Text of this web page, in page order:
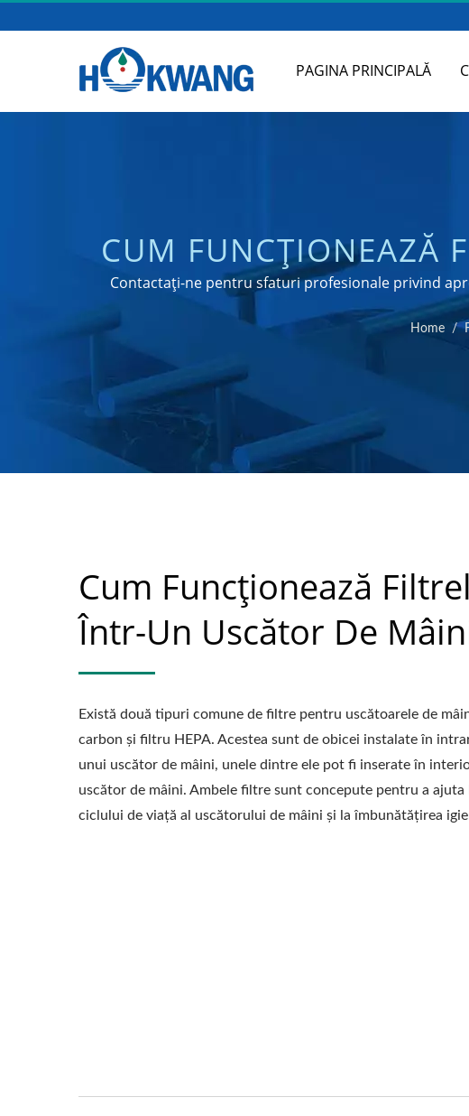
PAGINA PRINCIPALĂ
CUM FUNCȚIONEAZĂ
PRODUCĂTOR
Contactați-ne pentru sfaturi profesionale privind
Home /
Cum Funcționează
Într-Un Uscător De
Există două tipuri comune de filtre pentru uscătoarele de
carbon și filtru HEPA. Acestea sunt de obicei instalate în
unui uscător de mâini, unele dintre ele pot fi inserate în
uscător de mâini. Ambele filtre sunt concepute pentru a ajuta
ciclului de viață al uscătorului de mâini și la îmbunătățirea